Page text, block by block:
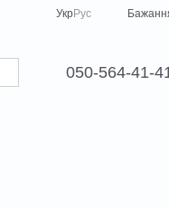
УкрРус
050-564-41-